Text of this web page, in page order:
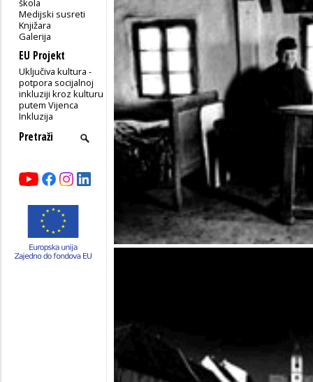
Medijski susreti
Knjižara
Galerija
EU Projekt
Uključiva kultura -
potpora socijalnoj
inkluziji kroz kulturu
putem Vijenca
Inkluzija